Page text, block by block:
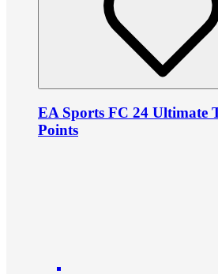
EA Sports FC 24 Ultimate
Points